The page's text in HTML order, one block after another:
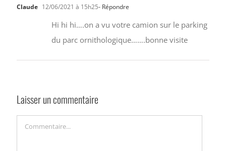
Claude 12/06/2021 à 15h25- Répondre
Hi hi hi….on a vu votre camion sur le parking
du parc ornithologique…….bonne visite
Laisser un commentaire
Commentaire